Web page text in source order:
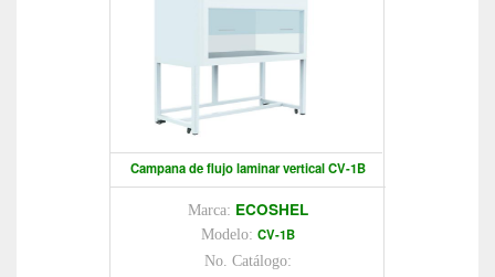
Campana de flujo laminar vertical CV-1B
Marca: ECOSHEL
Modelo: CV-1B
No. Catálogo: